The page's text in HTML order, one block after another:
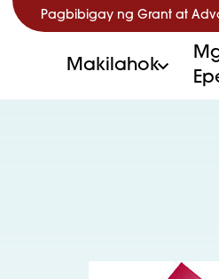
Pagbibigay ng Grant at
Makilahok